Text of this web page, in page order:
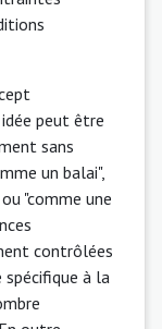
peut être
sans
un balai",
"comme une
contrôlées
à la